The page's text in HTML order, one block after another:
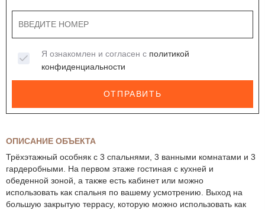
ОПИСАНИЕ ОБЪЕКТА
Трёхэтажный особняк с 3 спальнями, 3 ванными комнатами и 3
гардеробными. На первом этаже гостиная с кухней и
обеденной зоной, а также есть кабинет или можно
использовать как спальня по вашему усмотрению. Выход на
большую закрытую террасу, которую можно использовать как
Я ознакомлен и согласен с политикой
конфиденциальности
ОТПРАВИТЬ